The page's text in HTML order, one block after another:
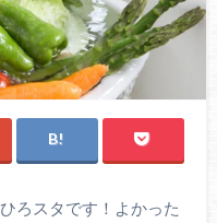
ろスタです！よかった